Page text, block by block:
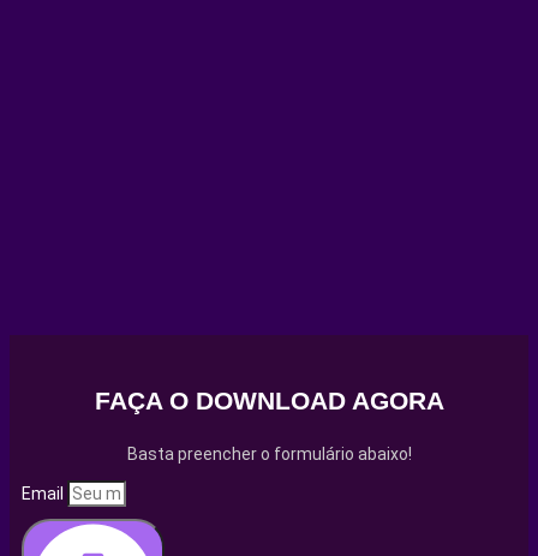
FAÇA O DOWNLOAD AGORA
Basta preencher o formulário abaixo!
Email